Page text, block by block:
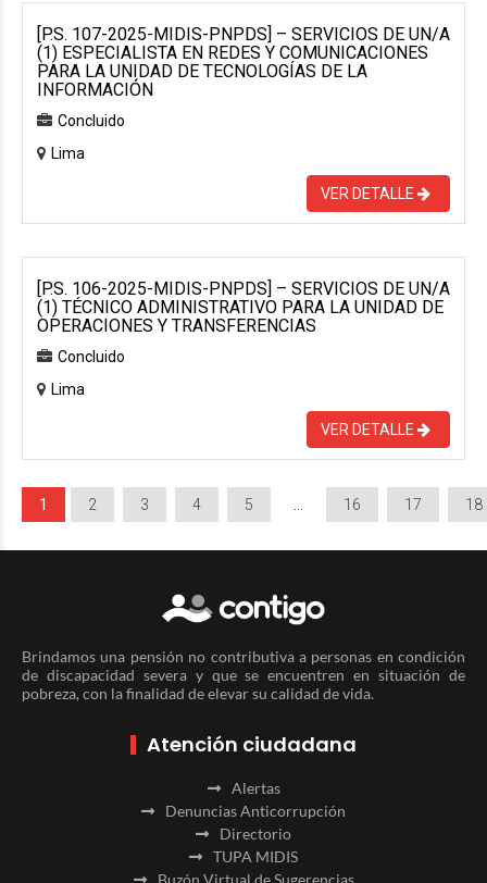
[P.S. 107-2025-MIDIS-PNPDS] – SERVICIOS DE UN/A
(1) ESPECIALISTA EN REDES Y COMUNICACIONES
PARA LA UNIDAD DE TECNOLOGÍAS DE LA
INFORMACIÓN
Concluido
Lima
VER DETALLE
[P.S. 106-2025-MIDIS-PNPDS] – SERVICIOS DE UN/A
(1) TÉCNICO ADMINISTRATIVO PARA LA UNIDAD DE
OPERACIONES Y TRANSFERENCIAS
Concluido
Lima
VER DETALLE
1 2 3 4 5 16 17 18
Brindamos una pensión no contributiva a personas en condición
de discapacidad severa y que se encuentren en situación de
pobreza, con la finalidad de elevar su calidad de vida.
Atención ciudadana
Alertas
Denuncias Anticorrupción
Directorio
TUPA MIDIS